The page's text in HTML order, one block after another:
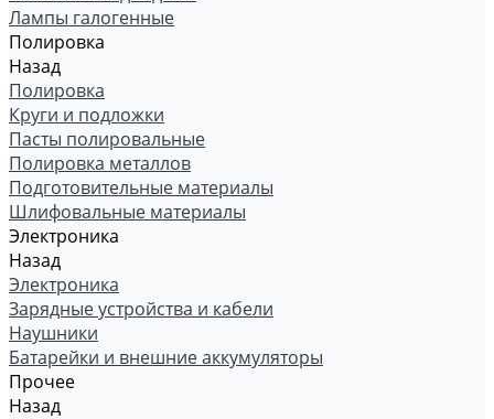
Лампы галогенные
Полировка
Назад
Полировка
Круги и подложки
Пасты полировальные
Полировка металлов
Подготовительные материалы
Шлифовальные материалы
Электроника
Назад
Электроника
Зарядные устройства и кабели
Наушники
Батарейки и внешние аккумуляторы
Прочее
Назад